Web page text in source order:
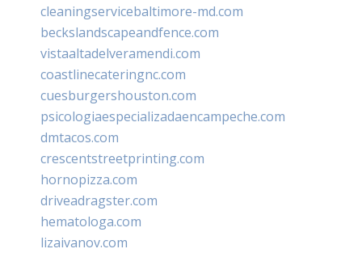
cleaningservicebaltimore-md.com
beckslandscapeandfence.com
vistaaltadelveramendi.com
coastlinecateringnc.com
cuesburgershouston.com
psicologiaespecializadaencampeche.com
dmtacos.com
crescentstreetprinting.com
hornopizza.com
driveadragster.com
hematologa.com
lizaivanov.com